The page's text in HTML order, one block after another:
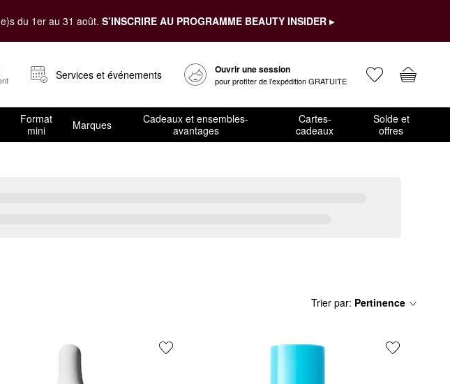
du 1er au 31 août. S’INSCRIRE AU PROGRAMME BEAUTY INSIDER ▸
Services et événements Ouvrir une session
pour profiter de l’expédition GRATUITE
Format
mini
Marques
Cadeaux et ensembles-
avantages
Cartes-
cadeaux
Solde et
offres
Trier par: Pertinence